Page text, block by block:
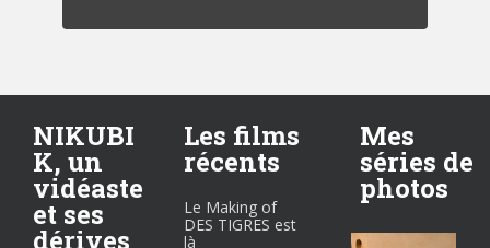
NIKUBI
K, un
vidéaste
et ses
dérives
Les films
récents
Le Making of
DES TIGRES est
là
Mes
séries de
photos